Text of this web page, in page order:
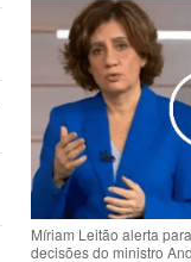
Míriam Leitão alerta
decisões do ministro